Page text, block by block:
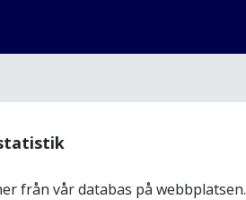
statistik
från vår databas på webbplatsen.